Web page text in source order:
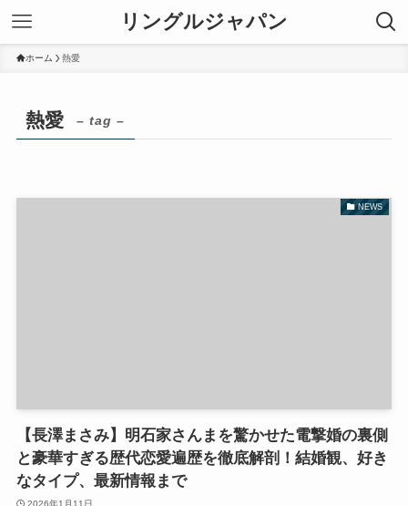
リングルジャパン
ホーム 熱愛
熱愛 – tag –
NEWS
【長澤まさみ】明石家さんまを驚かせた電撃婚の裏側
と豪華すぎる歴代恋愛遍歴を徹底解剖！結婚観、好き
なタイプ、最新情報まで
2026年1月11日